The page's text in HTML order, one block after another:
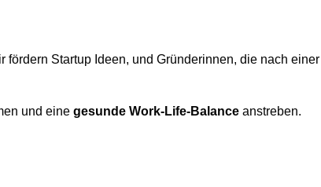
Startup Ideen, und Gründerinnen, die nach einer
und eine gesunde Work-Life-Balance anstreben.